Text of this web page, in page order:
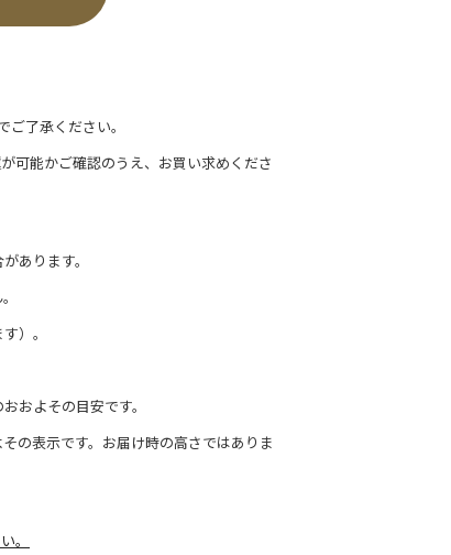
了承ください。
可能かご確認のうえ、お買い求めくださ
あります。
）。
およその目安です。
の表示です。お届け時の高さではありま
。